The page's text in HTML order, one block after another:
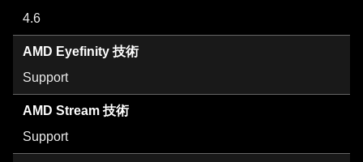
4.6
AMD Eyefinity 技術
Support
AMD Stream 技術
Support